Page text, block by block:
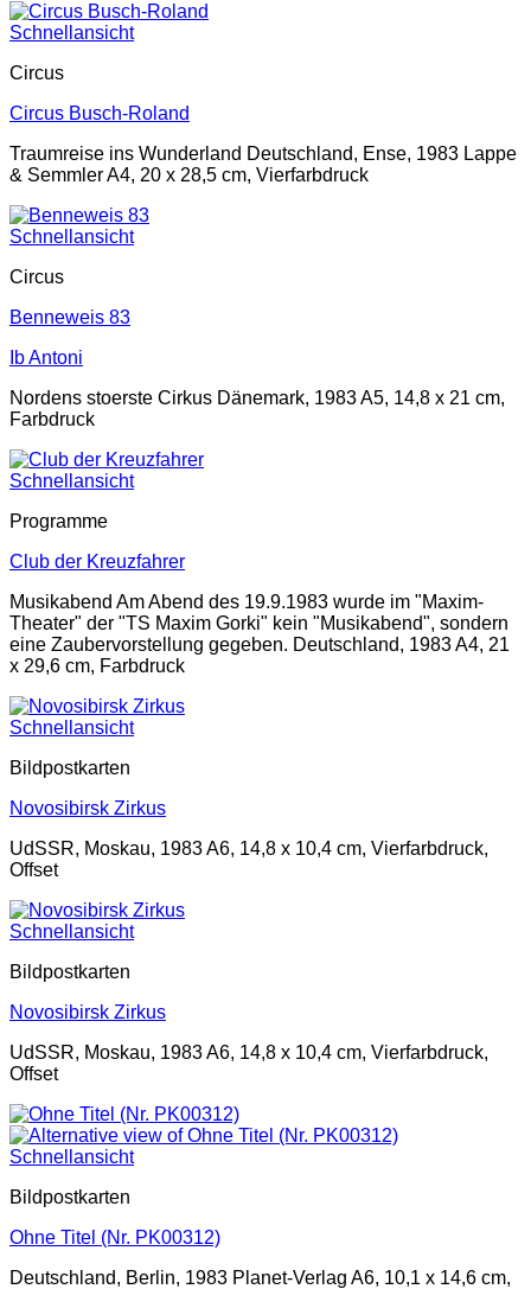
Schnellansicht
Circus
Circus Busch-Roland
Traumreise ins Wunderland Deutschland, Ense, 1983 Lappe
& Semmler A4, 20 x 28,5 cm, Vierfarbdruck
Schnellansicht
Circus
Benneweis 83
Ib Antoni
Nordens stoerste Cirkus Dänemark, 1983 A5, 14,8 x 21 cm,
Farbdruck
Schnellansicht
Programme
Club der Kreuzfahrer
Musikabend Am Abend des 19.9.1983 wurde im "Maxim-
Theater" der "TS Maxim Gorki" kein "Musikabend", sondern
eine Zaubervorstellung gegeben. Deutschland, 1983 A4, 21
x 29,6 cm, Farbdruck
Schnellansicht
Bildpostkarten
Novosibirsk Zirkus
UdSSR, Moskau, 1983 A6, 14,8 x 10,4 cm, Vierfarbdruck,
Offset
Schnellansicht
Bildpostkarten
Novosibirsk Zirkus
UdSSR, Moskau, 1983 A6, 14,8 x 10,4 cm, Vierfarbdruck,
Offset
Schnellansicht
Bildpostkarten
Ohne Titel (Nr. PK00312)
Deutschland, Berlin, 1983 Planet-Verlag A6, 10,1 x 14,6 cm,